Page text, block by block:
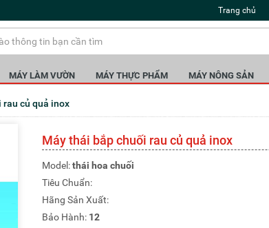
Trang chủ
MÁY LÀM VƯỜN MÁY THỰC PHẨM MÁY NÔNG SẢN
rau củ quả inox
Máy thái bắp chuối rau củ quả inox
Model:thái hoa chuối
Tiêu Chuẩn:
Hãng Sản Xuất:
Bảo Hành: 12